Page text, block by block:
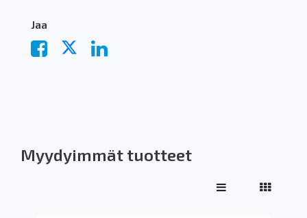
Jaa
Myydyimmät tuotteet